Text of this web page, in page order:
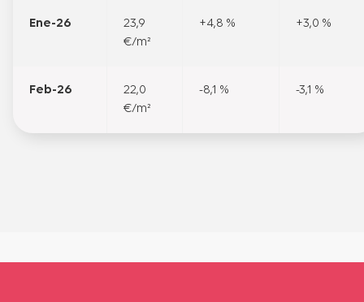
Ene-26
23,9
€/m²
+4,8 % +3,0 %
Feb-26
22,0
€/m²
-8,1 % -3,1 %